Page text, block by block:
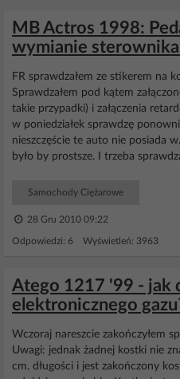
MB Actros 1998:
wymianie
FR sprawdzałem ze stikerem na
Sprawdzałem pod kątem
takie przypadki) i załączenia
w poniedziałek sprawdzę
nieszczęście te auto nie posiada
było by prostsze. I trzeba
Samochody Ciężarowe
28 Gru 2010 09:22
Odpowiedzi: 6 Wyświetleń: 3963
Atego 1217 '99 - jak
elektronicznego
Wczoraj nareszcie zakończyłem
Uwagi: jednak żadnej kostki nie
cm. długości i jest zakończony